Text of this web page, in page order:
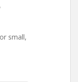
small,